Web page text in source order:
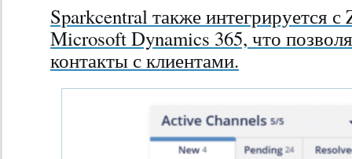
Sparkcentral также интегрируется с
Microsoft Dynamics 365, что
контакты с клиентами.